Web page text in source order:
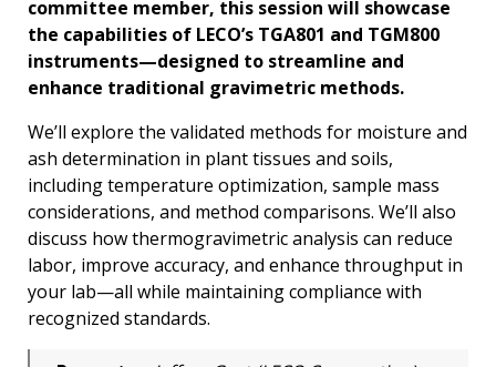
committee member, this session will showcase
the capabilities of LECO’s TGA801 and TGM800
instruments—designed to streamline and
enhance traditional gravimetric methods.
We’ll explore the validated methods for moisture and
ash determination in plant tissues and soils,
including temperature optimization, sample mass
considerations, and method comparisons. We’ll also
discuss how thermogravimetric analysis can reduce
labor, improve accuracy, and enhance throughput in
your lab—all while maintaining compliance with
recognized standards.